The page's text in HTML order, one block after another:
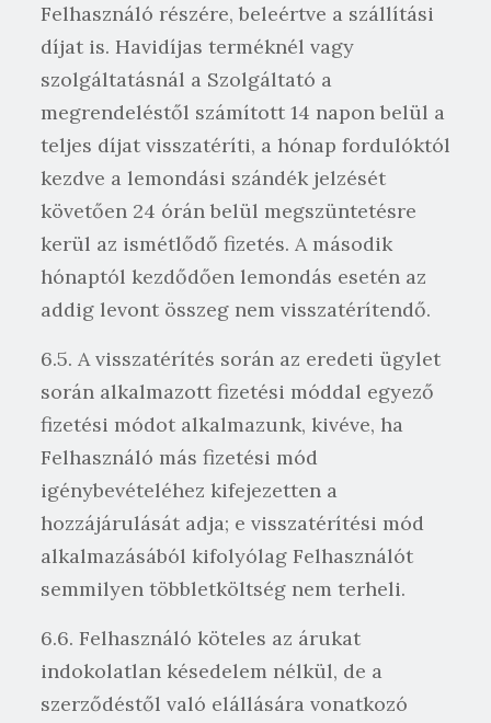
Felhasználó részére, beleértve a szállítási
díjat is. Havidíjas terméknél vagy
szolgáltatásnál a Szolgáltató a
megrendeléstől számított 14 napon belül a
teljes díjat visszatéríti, a hónap fordulóktól
kezdve a lemondási szándék jelzését
követően 24 órán belül megszüntetésre
kerül az ismétlődő fizetés. A második
hónaptól kezdődően lemondás esetén az
addig levont összeg nem visszatérítendő.
6.5. A visszatérítés során az eredeti ügylet
során alkalmazott fizetési móddal egyező
fizetési módot alkalmazunk, kivéve, ha
Felhasználó más fizetési mód
igénybevételéhez kifejezetten a
hozzájárulását adja; e visszatérítési mód
alkalmazásából kifolyólag Felhasználót
semmilyen többletköltség nem terheli.
6.6. Felhasználó köteles az árukat
indokolatlan késedelem nélkül, de a
szerződéstől való elállására vonatkozó